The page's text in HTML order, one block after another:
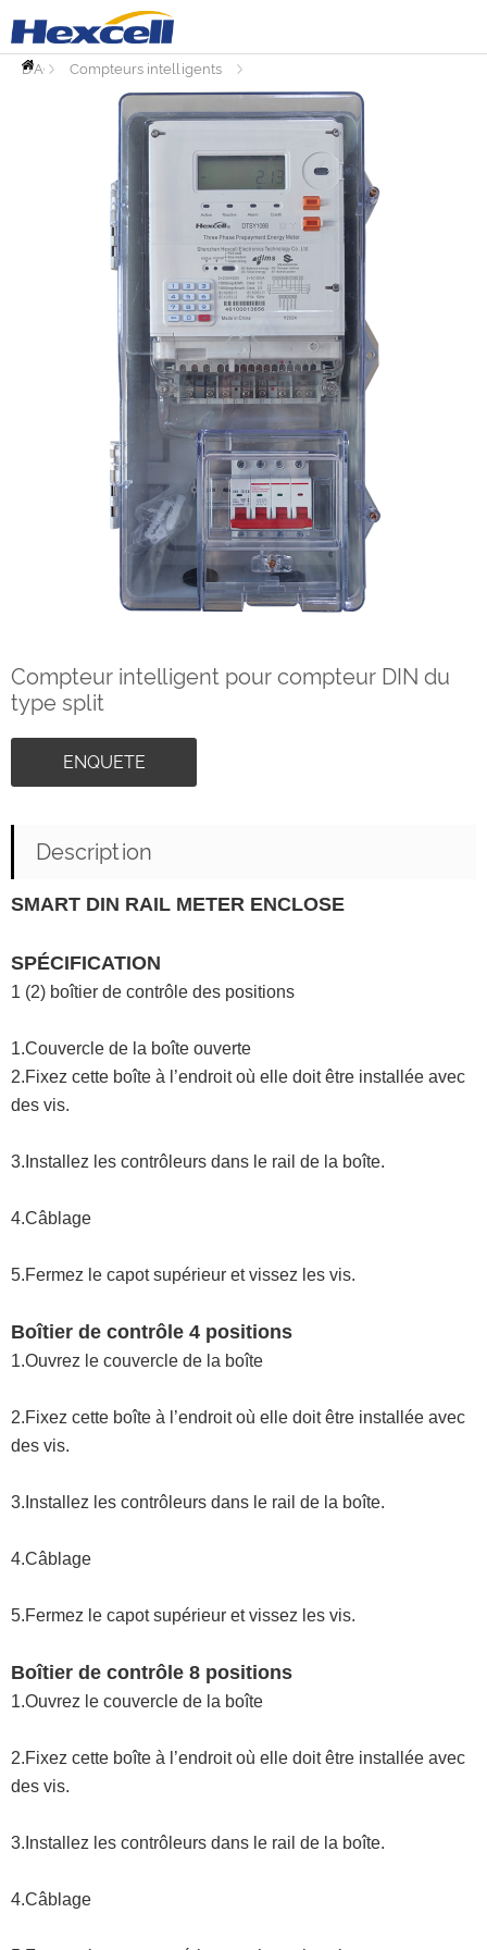
PAGE
D'ACCUEILCompteurs intelligents
Compteur intelligent pour compteur DIN du
type split
ENQUETE
Description
SMART DIN RAIL METER ENCLOSE
SPÉCIFICATION
1 (2) boîtier de contrôle des positions
1.Couvercle de la boîte ouverte
2.Fixez cette boîte à l’endroit où elle doit être installée avec
des vis.
3.Installez les contrôleurs dans le rail de la boîte.
4.Câblage
5.Fermez le capot supérieur et vissez les vis.
Boîtier de contrôle 4 positions
1.Ouvrez le couvercle de la boîte
2.Fixez cette boîte à l’endroit où elle doit être installée avec
des vis.
3.Installez les contrôleurs dans le rail de la boîte.
4.Câblage
5.Fermez le capot supérieur et vissez les vis.
Boîtier de contrôle 8 positions
1.Ouvrez le couvercle de la boîte
2.Fixez cette boîte à l’endroit où elle doit être installée avec
des vis.
3.Installez les contrôleurs dans le rail de la boîte.
4.Câblage